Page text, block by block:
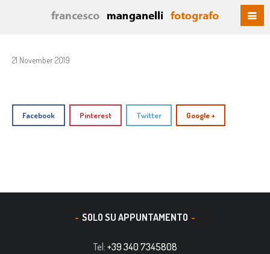
21 November 2019
Facebook Pinterest Twitter Google +
SOLO SU APPUNTAMENTO
Tel: +39 340 7345808